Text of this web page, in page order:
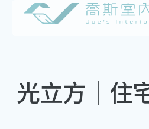
光立方｜住